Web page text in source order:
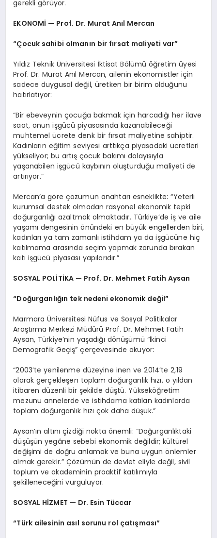
gerekli görüyor.
EKONOMİ — Prof. Dr. Murat Anıl Mercan
“Çocuk sahibi olmanın bir fırsat maliyeti var”
Yıldız Teknik Üniversitesi İktisat Bölümü öğretim üyesi
Prof. Dr. Murat Anıl Mercan, ailenin ekonomistler için
sadece duygusal değil, üretken bir birim olduğunu
hatırlatıyor:
“Bir ebeveynin çocuğa bakmak için harcadığı her ilave
saat, onun işgücü piyasasında kazanabileceği
muhtemel ücrete denk bir fırsat maliyetine sahiptir.
Kadınların eğitim seviyesi arttıkça piyasadaki ücretleri
yükseliyor; bu artış çocuk bakımı dolayısıyla
yaşanabilen işgücü kaybının oluşturduğu maliyeti de
artırıyor.”
Mercan’a göre çözümün anahtarı esneklikte: “Yeterli
kurumsal destek olmadan rasyonel ekonomik tepki
doğurganlığı azaltmak olmaktadır. Türkiye’de iş ve aile
yaşamı dengesinin önündeki en büyük engellerden biri,
kadınları ya tam zamanlı istihdam ya da işgücüne hiç
katılmama arasında seçim yapmak zorunda bırakan
katı işgücü piyasası yapılarıdır.”
SOSYAL POLİTİKA — Prof. Dr. Mehmet Fatih Aysan
“Doğurganlığın tek nedeni ekonomik değil”
Marmara Üniversitesi Nüfus ve Sosyal Politikalar
Araştırma Merkezi Müdürü Prof. Dr. Mehmet Fatih
Aysan, Türkiye’nin yaşadığı dönüşümü “İkinci
Demografik Geçiş” çerçevesinde okuyor:
“2003’te yenilenme düzeyine inen ve 2014’te 2,19
olarak gerçekleşen toplam doğurganlık hızı, o yıldan
itibaren düzenli bir şekilde düştü. Yükseköğretim
mezunu annelerde ve istihdama katılan kadınlarda
toplam doğurganlık hızı çok daha düşük.”
Aysan’ın altını çizdiği nokta önemli: “Doğurganlıktaki
düşüşün yegâne sebebi ekonomik değildir; kültürel
değişimi de doğru anlamak ve buna uygun önlemler
almak gerekir.” Çözümün de devlet eliyle değil, sivil
toplum ve akademinin proaktif katılımıyla
şekilleneceğini vurguluyor.
SOSYAL HİZMET — Dr. Esin Tüccar
“Türk ailesinin asıl sorunu rol çatışması”